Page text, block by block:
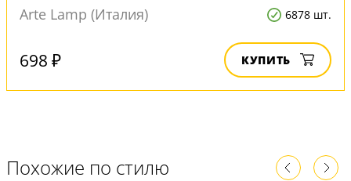
Arte Lamp (Италия) 6878 шт.
698 ₽ КУПИТЬ
Похожие по стилю